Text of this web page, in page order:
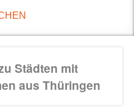
Städten mit
aus Thüringen